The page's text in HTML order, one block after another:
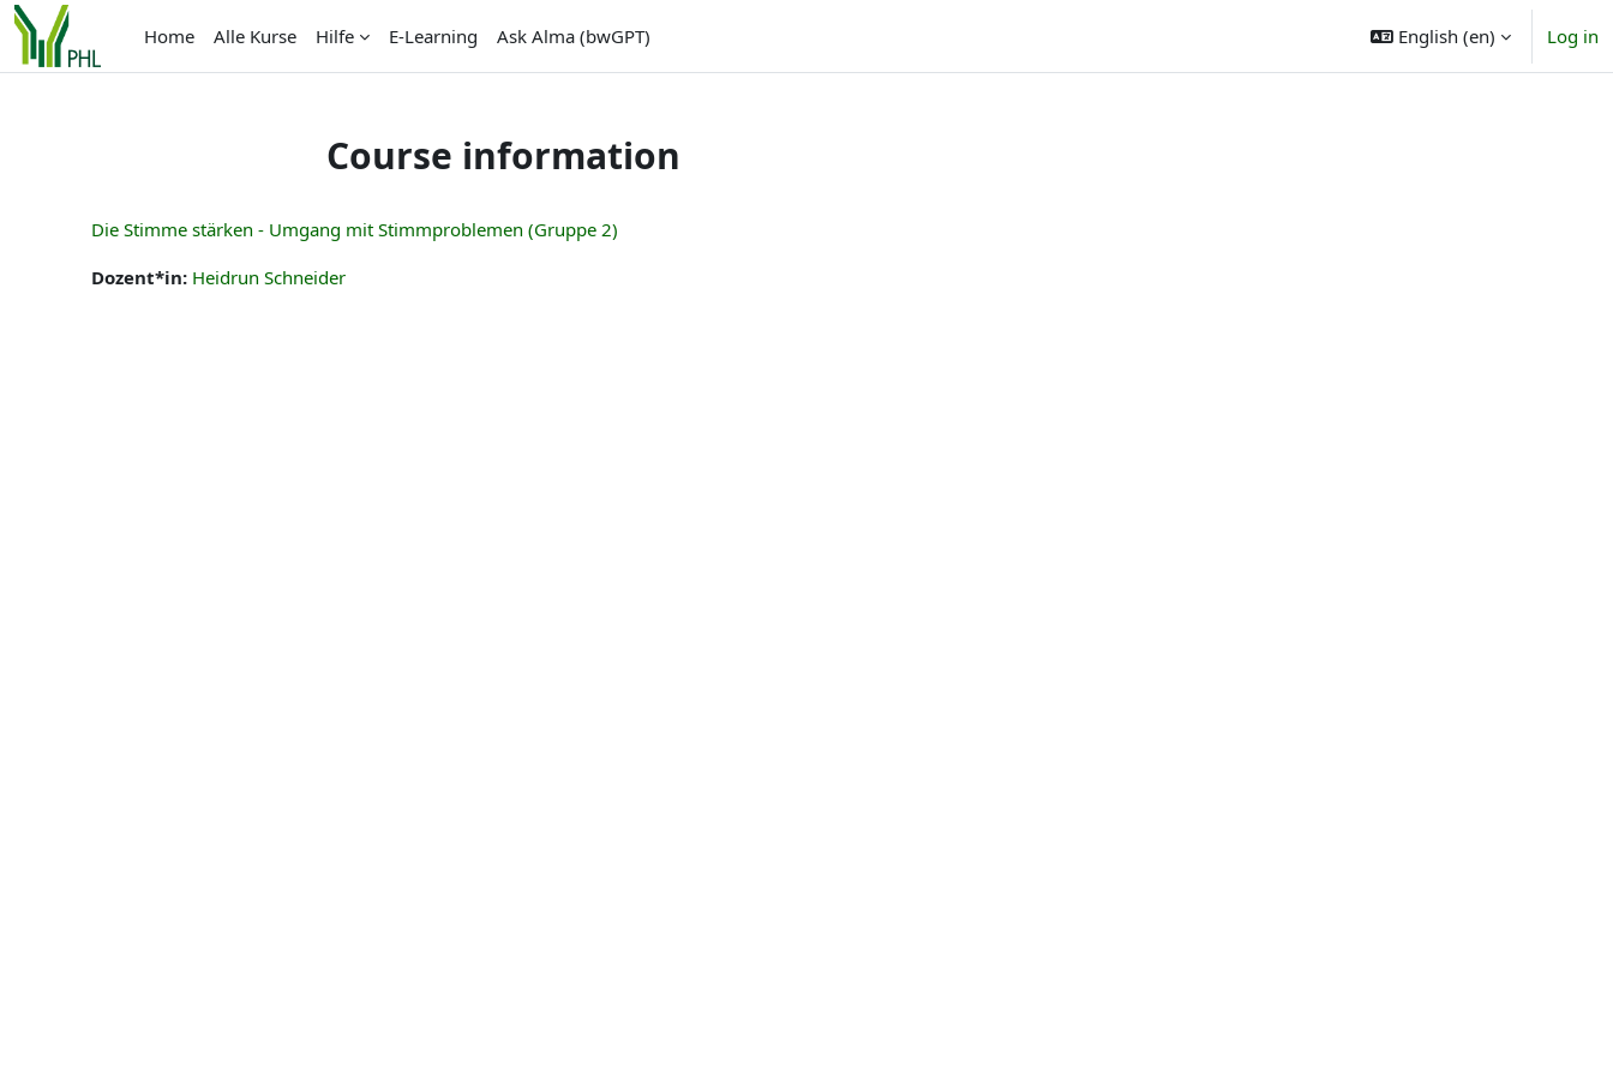
Skip to main content
Home
Alle Kurse Hilfe E-Learning Ask Alma (bwGPT) English ‎(en)‎ Log in
Course information
Die Stimme stärken - Umgang mit Stimmproblemen (Gruppe 2)
Dozent*in: Heidrun Schneider